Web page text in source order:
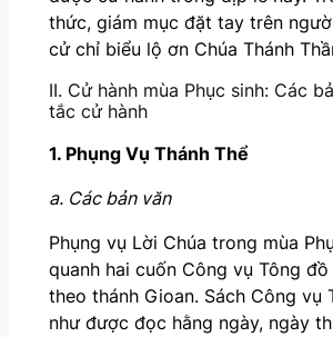
thức, giám mục đặt tay trên
cử chỉ biểu lộ ơn Chúa Thánh
II. Cử hành mùa Phục sinh: Các
tắc cử hành
1. Phụng Vụ Thánh Thể
a. Các bản văn
Phụng vụ Lời Chúa trong mùa
quanh hai cuốn Công vụ Tông
theo thánh Gioan. Sách Công vụ
như được đọc hằng ngày, ngày